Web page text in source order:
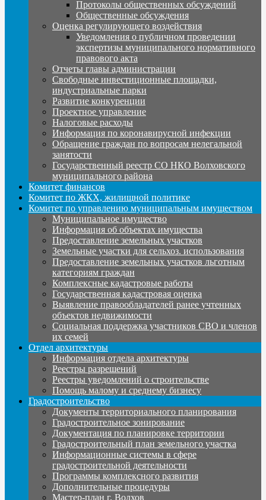
Протоколы общественных обсуждений
Общественные обсуждения
Оценка регулирующего воздействия
Уведомления о публичном проведении
экспертизы муниципального нормативного
правового акта
Отчеты главы администрации
Свободные инвестиционные площадки,
индустриальные парки
Развитие конкуренции
Проектное управление
Налоговые расходы
Информация по коронавирусной инфекции
Обращение граждан по вопросам нелегальной
занятости
Государственный реестр СО НКО Волховского
муниципального района
Комитет финансов
Комитет по ЖКХ, жилищной политике
Комитет по управлению муниципальным имуществом
Муниципальное имущество
Информация об объектах имущества
Предоставление земельных участков
Земельные участки для сельхоз. использования
Предоставление земельных участков льготным
категориям граждан
Комплексные кадастровые работы
Государственная кадастровая оценка
Выявление правообладателей ранее учтенных
объектов недвижимости
Социальная поддержка участников СВО и членов
их семей
Отдел архитектуры
Информация отдела архитектуры
Реестры разрешений
Реестры уведомлений о строительстве
Помощь малому и среднему бизнесу
Градостроительство
Документы территориального планирования
Градостроительное зонирование
Документация по планировке территории
Градостроительный план земельного участка
Информационные системы в сфере
градостроительной деятельности
Программы комплексного развития
Дополнительные процедуры
Мастер-план г. Волхов